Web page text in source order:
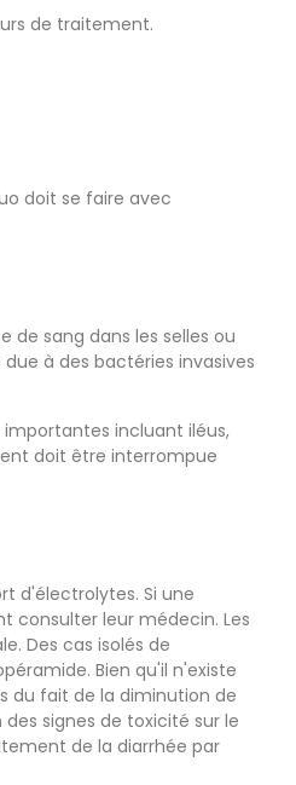
de traitement.
doit se faire avec
de sang dans les selles ou
à des bactéries invasives
incluant iléus,
doit être interrompue
d'électrolytes. Si une
consulter leur médecin. Les
Des cas isolés de
Bien qu'il n'existe
du fait de la diminution de
signes de toxicité sur le
de la diarrhée par